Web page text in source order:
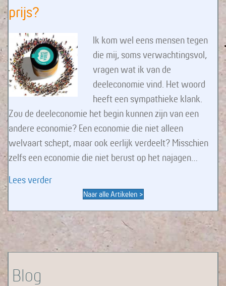
prijs?
Ik kom wel eens mensen tegen
die mij, soms verwachtingsvol,
vragen wat ik van de
deeleconomie vind. Het woord
heeft een sympathieke klank.
Zou de deeleconomie het begin kunnen zijn van een
andere economie? Een economie die niet alleen
welvaart schept, maar ook eerlijk verdeelt? Misschien
zelfs een economie die niet berust op het najagen…
Lees verderabout Deeleconomie – betaal ik de juiste prijs?
Naar alle Artikelen >
Blog